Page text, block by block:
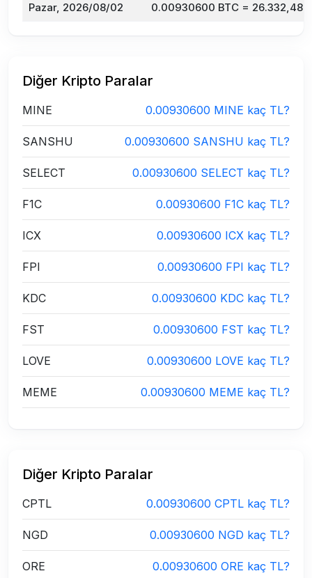
Pazar, 2026/08/02 0.00930600 BTC = 26.332,48
Diğer Kripto Paralar
MINE 0.00930600 MINE kaç TL?
SANSHU 0.00930600 SANSHU kaç TL?
SELECT 0.00930600 SELECT kaç TL?
F1C 0.00930600 F1C kaç TL?
ICX 0.00930600 ICX kaç TL?
FPI 0.00930600 FPI kaç TL?
KDC 0.00930600 KDC kaç TL?
FST 0.00930600 FST kaç TL?
LOVE 0.00930600 LOVE kaç TL?
MEME 0.00930600 MEME kaç TL?
Diğer Kripto Paralar
CPTL 0.00930600 CPTL kaç TL?
NGD 0.00930600 NGD kaç TL?
ORE 0.00930600 ORE kaç TL?